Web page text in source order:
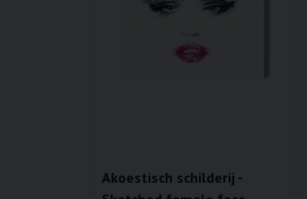
Akoestisch schilderij -